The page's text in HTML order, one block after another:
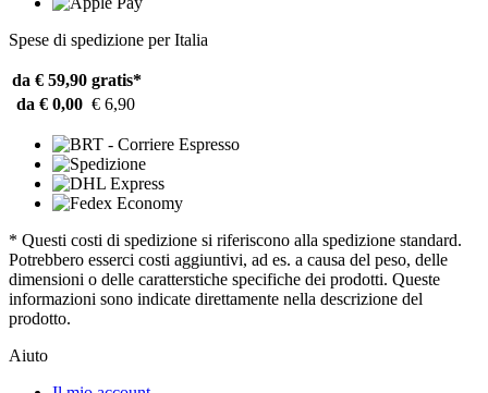
Spese di spedizione per Italia
da € 59,90 gratis*
da € 0,00 € 6,90
* Questi costi di spedizione si riferiscono alla spedizione standard.
Potrebbero esserci costi aggiuntivi, ad es. a causa del peso, delle
dimensioni o delle caratterstiche specifiche dei prodotti. Queste
informazioni sono indicate direttamente nella descrizione del
prodotto.
Aiuto